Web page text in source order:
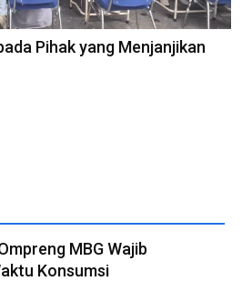
Pihak yang Menjanjikan
MBG Wajib
Konsumsi